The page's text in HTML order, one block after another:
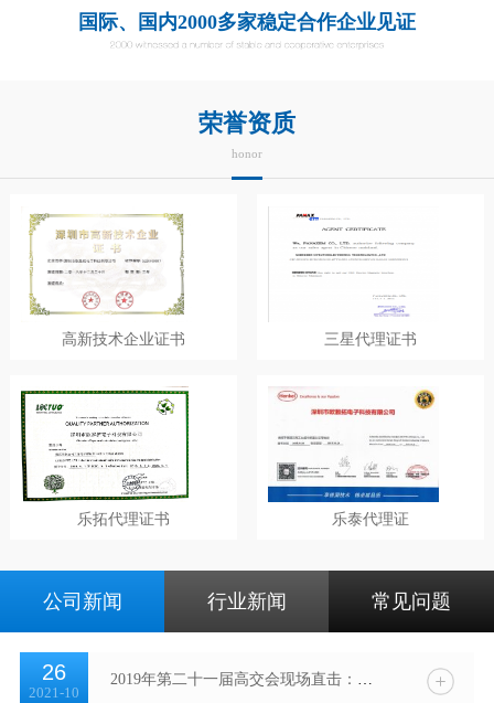
国际、国内2000多家稳定合作企业见证
荣誉资质
honor
高新技术企业证书 三星代理证书
乐拓代理证书 乐泰代理证
公司新闻 行业新闻 常见问题
26
2021-10
2019年第二十一届高交会现场直击：精彩每一瞬间